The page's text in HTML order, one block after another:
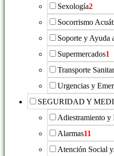
Sexología2
Socorrismo
Soporte y Ayuda
Supermercados1
Transporte
Urgencias y
SEGURIDAD Y
Adiestramiento y
Alarmas11
Atención Social